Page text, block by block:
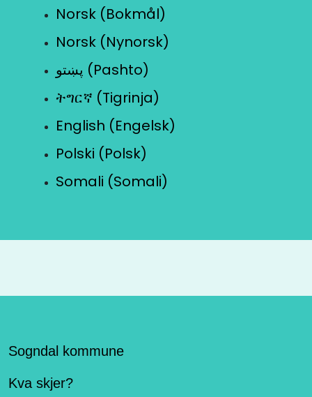
Norsk (Bokmål)
Norsk (Nynorsk)
پښتو (Pashto)
ትግርኛ (Tigrinja)
English (Engelsk)
Polski (Polsk)
Somali (Somali)
Sogndal kommune
Kva skjer?